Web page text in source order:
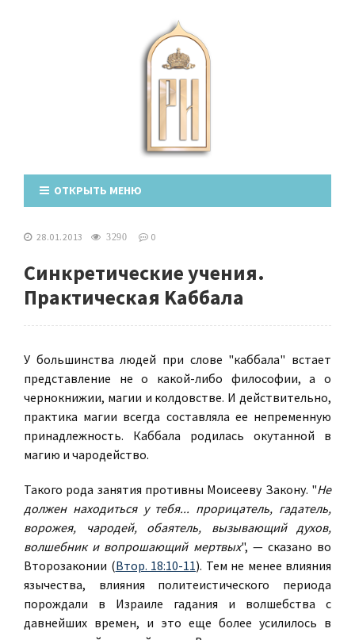
ОТКРЫТЬ МЕНЮ
28.01.2013 3290 0
Синкретические учения.
Практическая Kаббала
У большинства людей при слове "каббала" встает
представление не о какой-либо философии, а о
чернокнижии, магии и колдовстве. И действительно,
практика магии всегда составляла ее непременную
принадлежность. Каббала родилась окутанной в
магию и чародейство.
Такого рода занятия противны Моисееву Закону. "Не
должен находиться у тебя... прорицатель, гадатель,
ворожея, чародей, обаятель, вызывающий духов,
волшебник и вопрошающий мертвых", — сказано во
Второзаконии (Втор. 18:10-11). Тем не менее влияния
язычества, влияния политеистического периода
порождали в Израиле гадания и волшебства с
давнейших времен, и это еще более усилилось в